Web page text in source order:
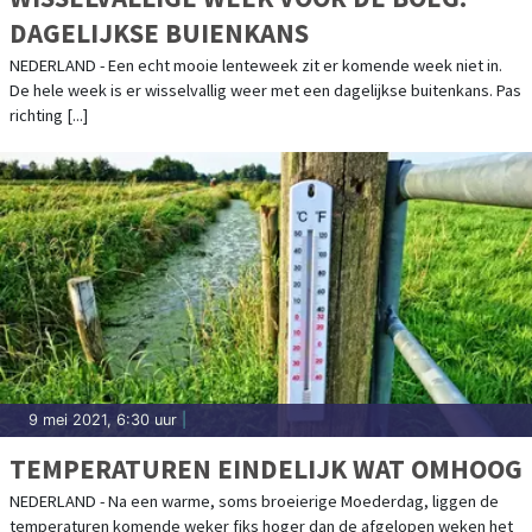
DAGELIJKSE BUIENKANS
NEDERLAND - Een echt mooie lenteweek zit er komende week niet in.
De hele week is er wisselvallig weer met een dagelijkse buitenkans. Pas
richting [...]
9 mei 2021, 6:30 uur
TEMPERATUREN EINDELIJK WAT OMHOOG
NEDERLAND - Na een warme, soms broeierige Moederdag, liggen de
temperaturen komende weker fiks hoger dan de afgelopen weken het